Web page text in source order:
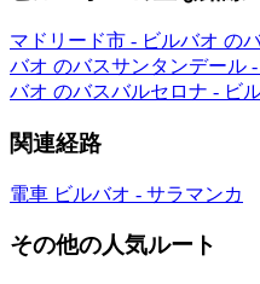
マドリード市 - ビルバオ の
バオ のバスサンタンデール
バオ のバスバルセロナ - ビ
関連経路
電車 ビルバオ - サラマンカ
その他の人気ルート